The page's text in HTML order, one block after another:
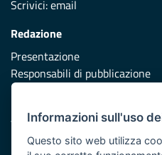
Scrivici:email
Redazione
Presentazione
Responsabili di pubblicazione
Vai al sito di Protezione Civile
Informazioni sull'uso
Questo sito web utilizza